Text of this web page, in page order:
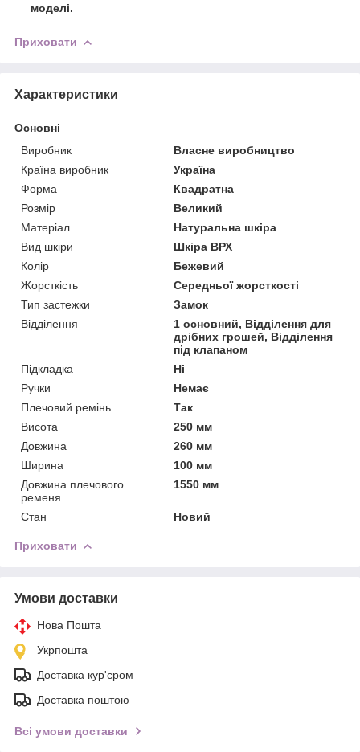
моделі.
Приховати
Характеристики
Основні
Виробник
Власне виробництво
Країна виробник
Україна
Форма
Квадратна
Розмір
Великий
Матеріал
Натуральна шкіра
Вид шкіри
Шкіра ВРХ
Колір
Бежевий
Жорсткість
Середньої жорсткості
Тип застежки
Замок
Відділення
1 основний, Відділення для
дрібних грошей, Відділення
під клапаном
Підкладка
Ні
Ручки
Немає
Плечовий ремінь
Так
Висота
250 мм
Довжина
260 мм
Ширина
100 мм
Довжина плечового
ременя
1550 мм
Стан Новий
Приховати
Умови доставки
Нова Пошта
Укрпошта
Доставка кур'єром
Доставка поштою
Всі умови доставки